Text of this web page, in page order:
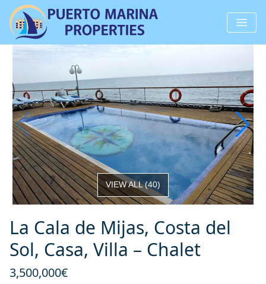
VIEW ALL(40)
La Cala de Mijas, Costa del
Sol, Casa, Villa – Chalet
3,500,000€